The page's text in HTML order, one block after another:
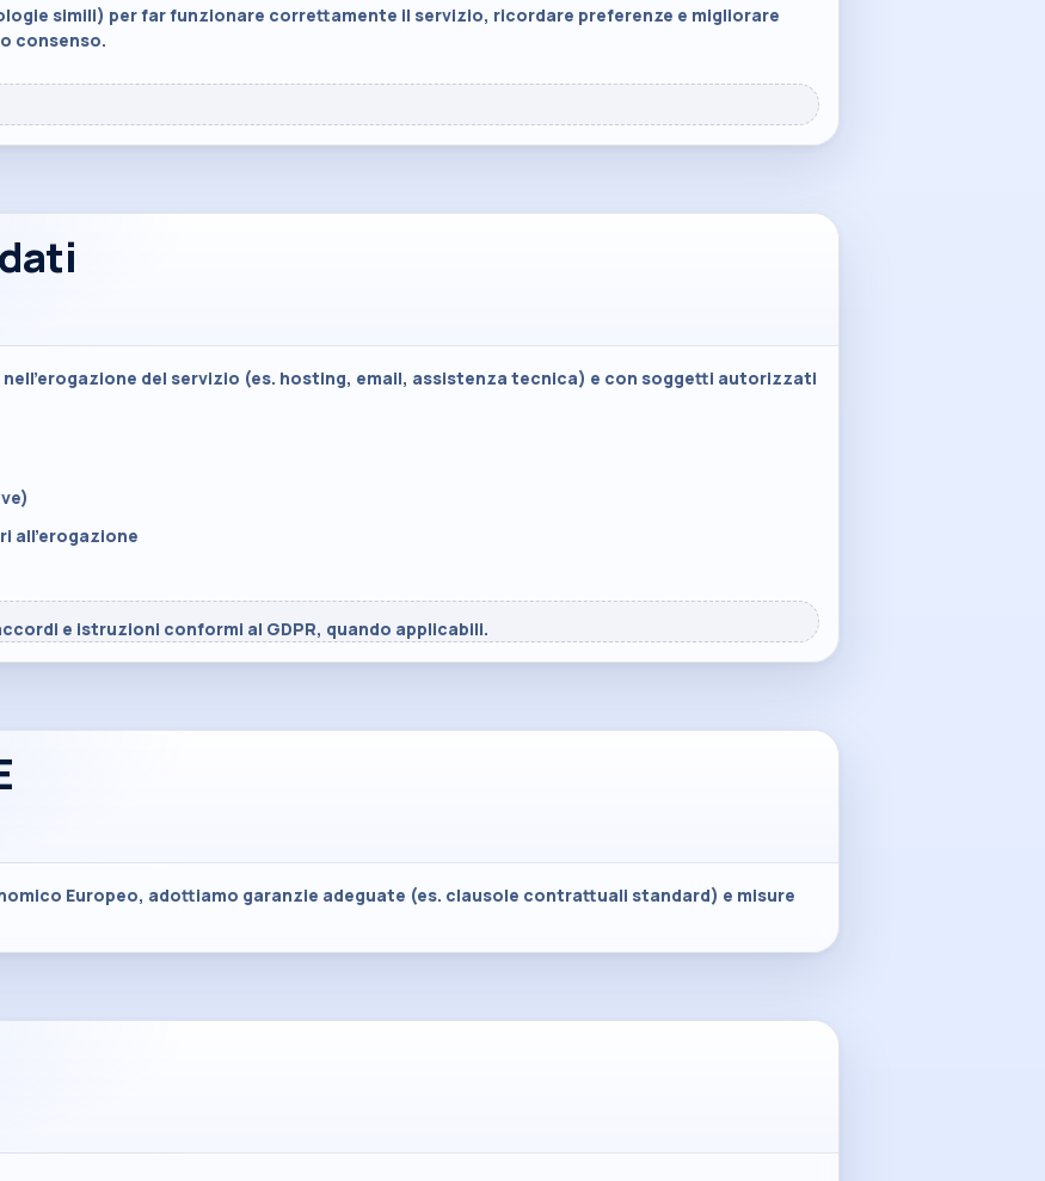
simili) per far funzionare correttamente il servizio, ricordare preferenze e migliorare
consenso.
del servizio (es. hosting, email, assistenza tecnica) e con soggetti autorizzati
all’erogazione
e istruzioni conformi al GDPR, quando applicabili.
Europeo, adottiamo garanzie adeguate (es. clausole contrattuali standard) e misure